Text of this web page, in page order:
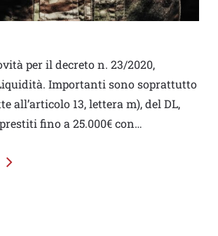
per il decreto n. 23/2020,
Importanti sono soprattutto
all’articolo 13, lettera m), del DL,
fino a 25.000€ con…